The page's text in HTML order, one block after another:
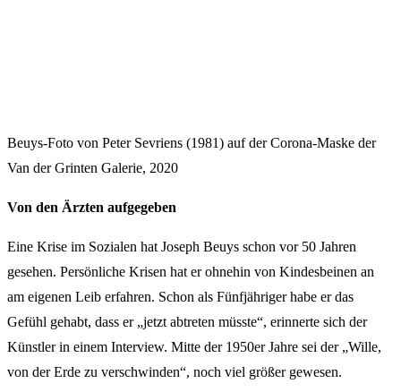
Beuys-Foto von Peter Sevriens (1981) auf der Corona-Maske der
Van der Grinten Galerie, 2020
Von den Ärzten aufgegeben
Eine Krise im Sozialen hat Joseph Beuys schon vor 50 Jahren
gesehen. Persönliche Krisen hat er ohnehin von Kindesbeinen an
am eigenen Leib erfahren. Schon als Fünfjähriger habe er das
Gefühl gehabt, dass er „jetzt abtreten müsste“, erinnerte sich der
Künstler in einem Interview. Mitte der 1950er Jahre sei der „Wille,
von der Erde zu verschwinden“, noch viel größer gewesen.